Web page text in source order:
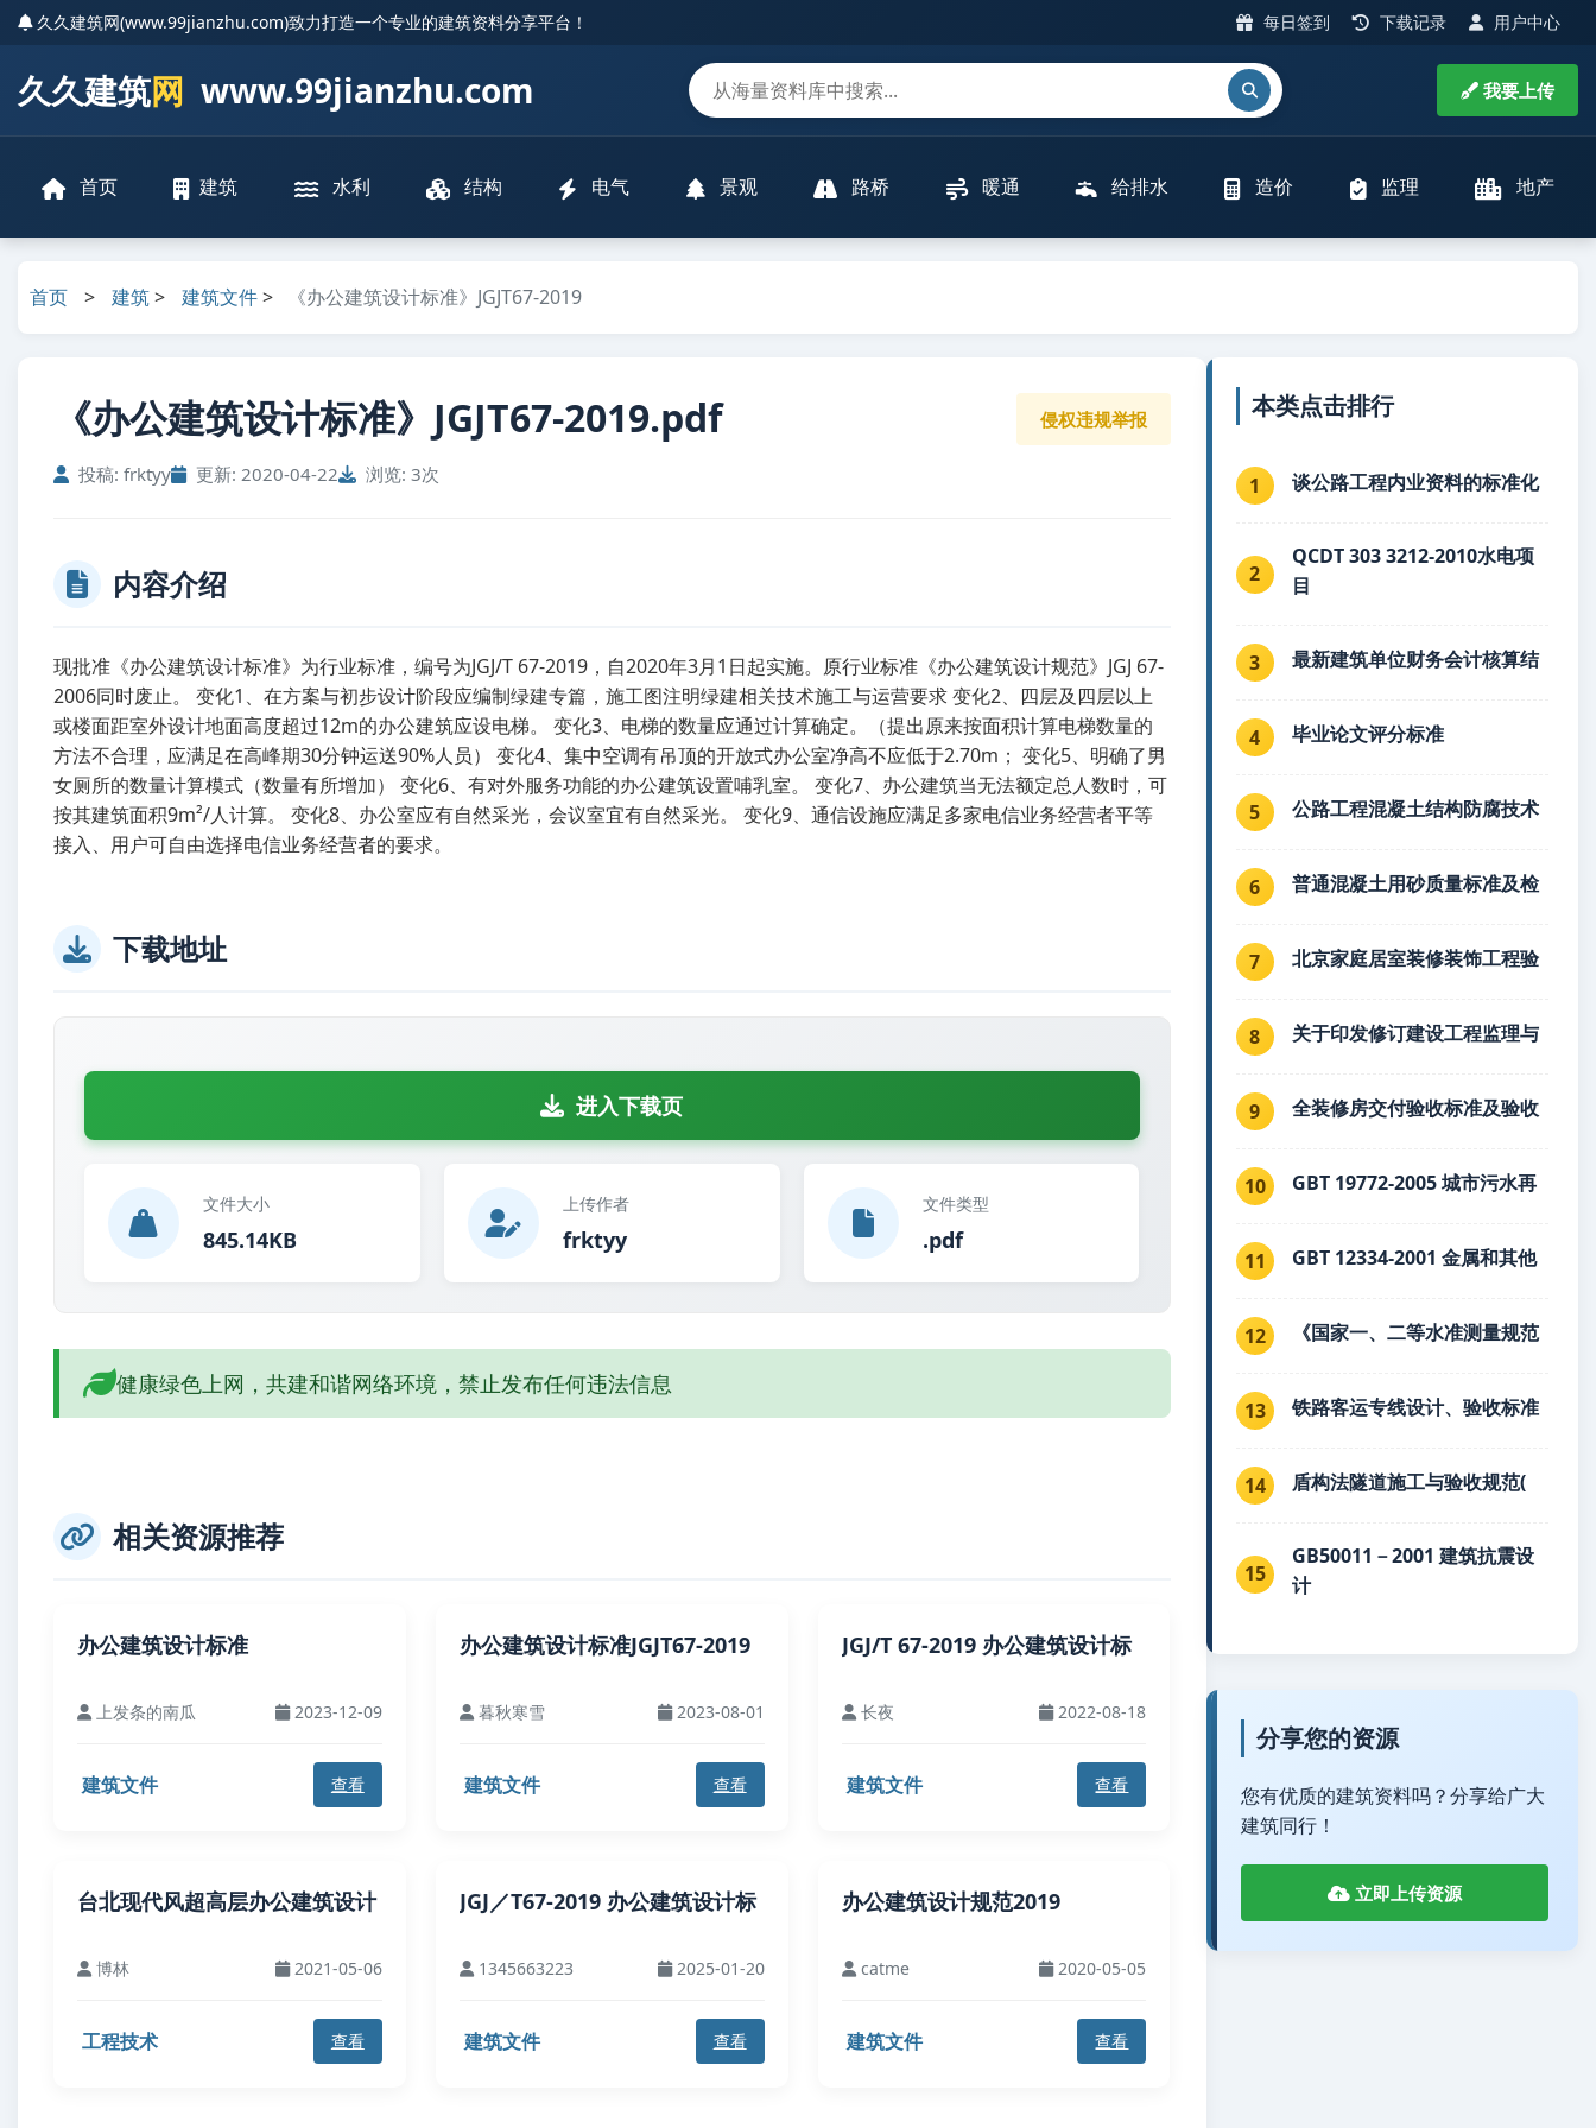
久久建筑网(www.99jianzhu.com)致力打造一个专业的建筑资料分享平台！ 每日签到 下载记录 用户中心
久久建筑网 www.99jianzhu.com 我要上传
首页 建筑 水利 结构 电气 景观 路桥 暖通 给排水 造价 监理 地产
首页 > 建筑> 建筑文件> 《办公建筑设计标准》JGJT67-2019
《办公建筑设计标准》JGJT67-2019.pdf
投稿: frktyy 更新: 2020-04-22 浏览: 3次
侵权违规举报
内容介绍
现批准《办公建筑设计标准》为行业标准，编号为JGJ/T 67-2019，自2020年3月1日起实施。原行业标准《办公建筑设计规范》JGJ 67-
2006同时废止。 变化1、在方案与初步设计阶段应编制绿建专篇，施工图注明绿建相关技术施工与运营要求 变化2、四层及四层以上
或楼面距室外设计地面高度超过12m的办公建筑应设电梯。 变化3、电梯的数量应通过计算确定。（提出原来按面积计算电梯数量的
方法不合理，应满足在高峰期30分钟运送90%人员） 变化4、集中空调有吊顶的开放式办公室净高不应低于2.70m； 变化5、明确了男
女厕所的数量计算模式（数量有所增加） 变化6、有对外服务功能的办公建筑设置哺乳室。 变化7、办公建筑当无法额定总人数时，可
按其建筑面积9m²/人计算。 变化8、办公室应有自然采光，会议室宜有自然采光。 变化9、通信设施应满足多家电信业务经营者平等
接入、用户可自由选择电信业务经营者的要求。
下载地址
进入下载页
文件大小
845.14KB
上传作者
frktyy
文件类型
.pdf
健康绿色上网，共建和谐网络环境，禁止发布任何违法信息
相关资源推荐
办公建筑设计标准
上发条的南瓜 2023-12-09
建筑文件 查看
办公建筑设计标准JGJT67-2019
暮秋寒雪 2023-08-01
建筑文件 查看
JGJ/T 67-2019 办公建筑设计标
长夜 2022-08-18
建筑文件 查看
台北现代风超高层办公建筑设计
博林 2021-05-06
工程技术 查看
JGJ／T67-2019 办公建筑设计标
1345663223 2025-01-20
建筑文件 查看
办公建筑设计规范2019
catme 2020-05-05
建筑文件 查看
本类点击排行
1 谈公路工程内业资料的标准化
2
QCDT 303 3212-2010水电项
目
3 最新建筑单位财务会计核算结
4 毕业论文评分标准
5 公路工程混凝土结构防腐技术
6 普通混凝土用砂质量标准及检
7 北京家庭居室装修装饰工程验
8 关于印发修订建设工程监理与
9 全装修房交付验收标准及验收
10 GBT 19772-2005 城市污水再
11 GBT 12334-2001 金属和其他
12 《国家一、二等水准测量规范
13 铁路客运专线设计、验收标准
14 盾构法隧道施工与验收规范(
15
GB50011－2001 建筑抗震设
计
分享您的资源
您有优质的建筑资料吗？分享给广大
建筑同行！
立即上传资源